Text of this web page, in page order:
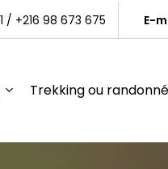
/ +216 98 673 675 E-
Trekking ou